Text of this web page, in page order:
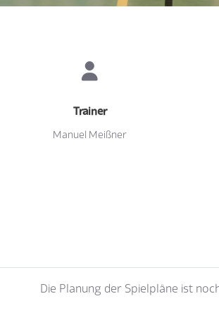
Trainer
Manuel Meißner